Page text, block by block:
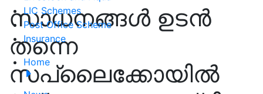
LIC Schemes
Post Office Scheme
Insurance
Home
സാധനങ്ങൾ ഉടൻ
തന്നെ
സപ്ലൈക്കോയിൽ